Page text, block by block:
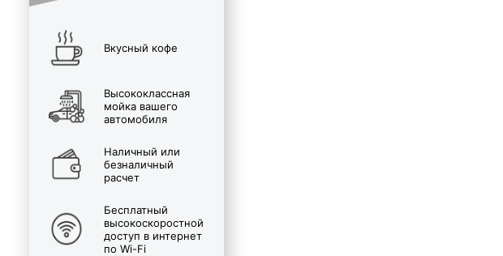
Вкусный кофе
Высококлассная
мойка вашего
автомобиля
Наличный или
безналичный
расчет
Бесплатный
высокоскоростной
доступ в интернет
по Wi-Fi